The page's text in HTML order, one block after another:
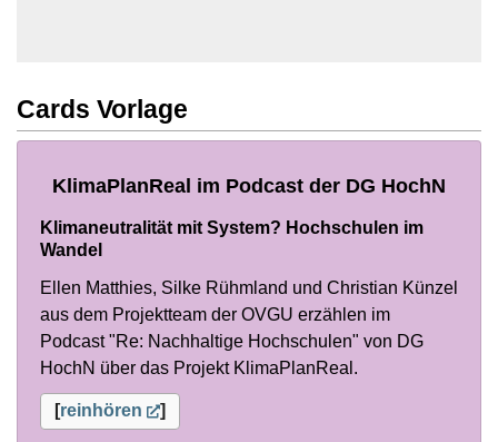
Cards Vorlage
KlimaPlanReal im Podcast der DG HochN
Klimaneutralität mit System? Hochschulen im
Wandel
Ellen Matthies, Silke Rühmland und Christian Künzel
aus dem Projektteam der OVGU erzählen im
Podcast "Re: Nachhaltige Hochschulen" von DG
HochN über das Projekt KlimaPlanReal.
[reinhören ]